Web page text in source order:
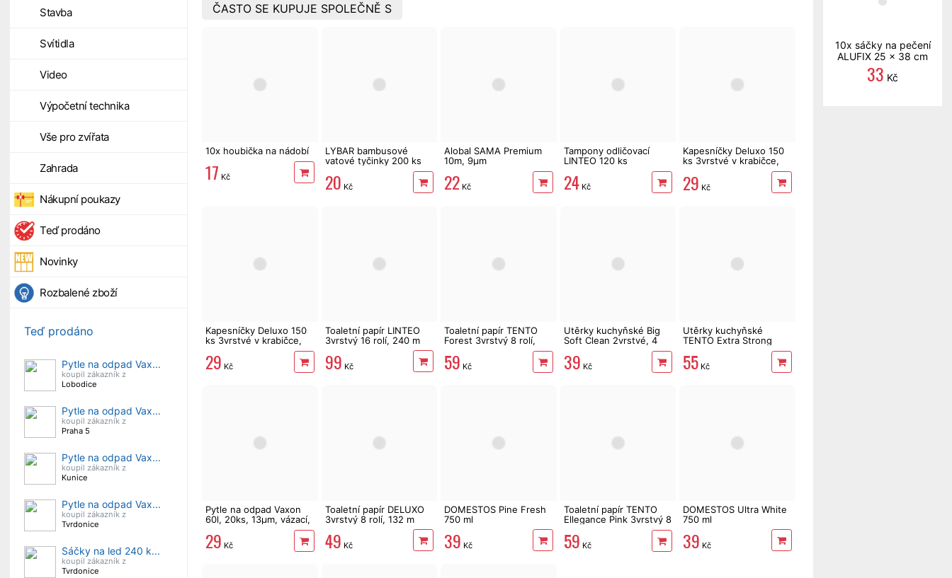
Stavba
Svítidla
Video
Výpočetní technika
Vše pro zvířata
Zahrada
Nákupní poukazy
Teď prodáno
Novinky
Rozbalené zboží
Teď prodáno
Pytle na odpad Vax...
koupil zákazník z
Lobodice
Pytle na odpad Vax...
koupil zákazník z
Praha 5
Pytle na odpad Vax...
koupil zákazník z
Kunice
Pytle na odpad Vax...
koupil zákazník z
Tvrdonice
Sáčky na led 240 k...
koupil zákazník z
Tvrdonice
ČASTO SE KUPUJE SPOLEČNĚ S
10x houbička na nádobí
17 Kč
LYBAR bambusové
vatové tyčinky 200 ks
20 Kč
Alobal SAMA Premium
10m, 9µm
22 Kč
Tampony odličovací
LINTEO 120 ks
24Kč
Kapesníčky Deluxo 150
ks 3vrstvé v krabičce,
29 Kč
Kapesníčky Deluxo 150
ks 3vrstvé v krabičce,
29 Kč
Toaletní papír LINTEO
3vrstvý 16 rolí, 240 m
99 Kč
Toaletní papír TENTO
Forest 3vrstvý 8 rolí,
59 Kč
Utěrky kuchyňské Big
Soft Clean 2vrstvé, 4
39 Kč
Utěrky kuchyňské
TENTO Extra Strong
3vrstvé, 2 role, 34 m
55 Kč
Pytle na odpad Vaxon
60l, 20ks, 13µm, vázací,
29 Kč
Toaletní papír DELUXO
3vrstvý 8 rolí, 132 m
49 Kč
DOMESTOS Pine Fresh
750 ml
39 Kč
Toaletní papír TENTO
Ellegance Pink 3vrstvý 8
59 Kč
DOMESTOS Ultra White
750 ml
39 Kč
10x sáčky na pečení
ALUFIX 25 x 38 cm
33 Kč